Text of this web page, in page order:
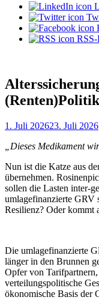
RSS-
Veröffentlicht
1. Juli 202623. Juli 2026
„Dieses Medikament
Nun ist die Katze aus
übernehmen.
sollen die Lasten inter-
umlagefinanzierte GRV
Resilienz? Oder kommt
Die umlagefinanzierte
länger in den Brunnen
Opfer von
verteilungspolitische
ökonomische Basis der